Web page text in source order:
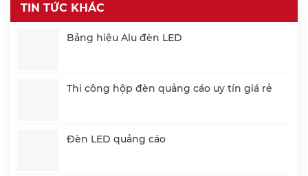
TIN TỨC KHÁC
Bảng hiệu Alu đèn LED
Thi công hộp đèn quảng cáo uy tín giá rẻ
Đèn LED quảng cáo